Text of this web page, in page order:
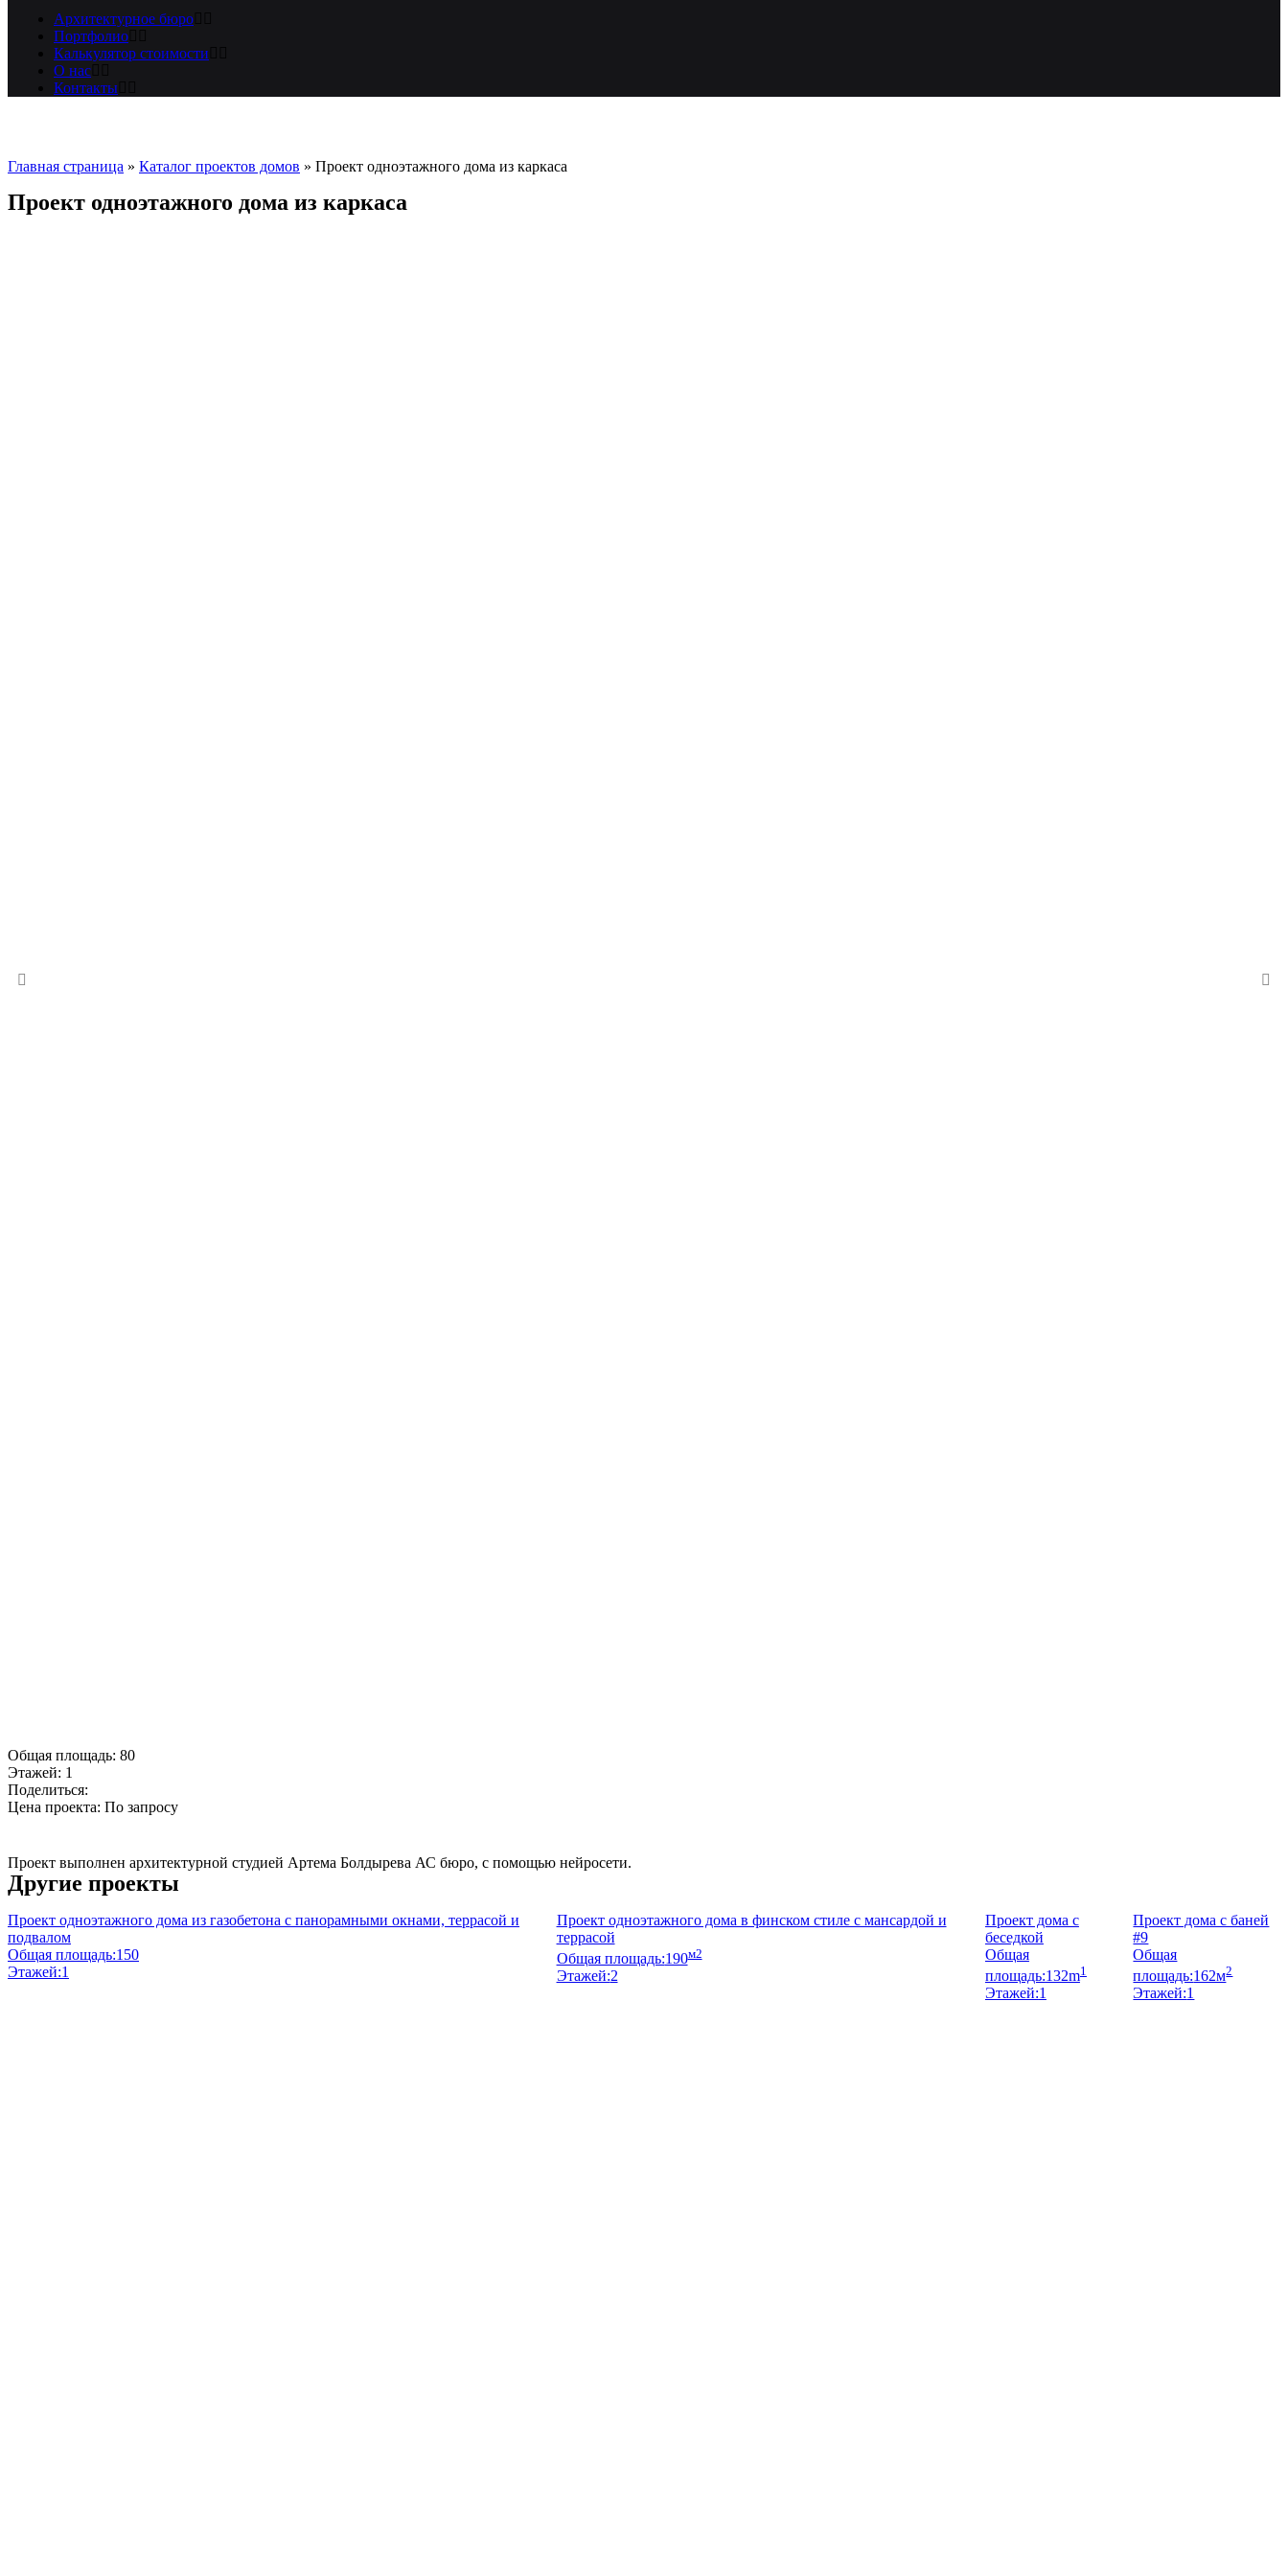
Архитектурное бюро
Портфолио
Калькулятор стоимости
О нас
Контакты
Главная страница » Каталог проектов домов » Проект одноэтажного дома из каркаса
Проект одноэтажного дома из каркаса
Общая площадь: 80
Этажей: 1
Поделиться:
Цена проекта: По запросу
Проект выполнен архитектурной студией Артема Болдырева АС бюро, с помощью нейросети.
Другие проекты
Проект одноэтажного дома из газобетона с панорамными окнами, террасой и
подвалом
Общая площадь:150
Этажей:1
Проект одноэтажного дома в финском стиле с мансардой и
террасой
Общая площадь:190м2
Этажей:2
Проект дома с
беседкой
Общая
площадь:132m1
Этажей:1
Проект дома с баней
#9
Общая
площадь:162м2
Этажей:1